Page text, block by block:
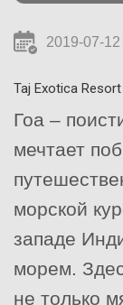
2019-07-12
Taj Exotica
Гоа –
мечтает
морской
западе
морем.
не только